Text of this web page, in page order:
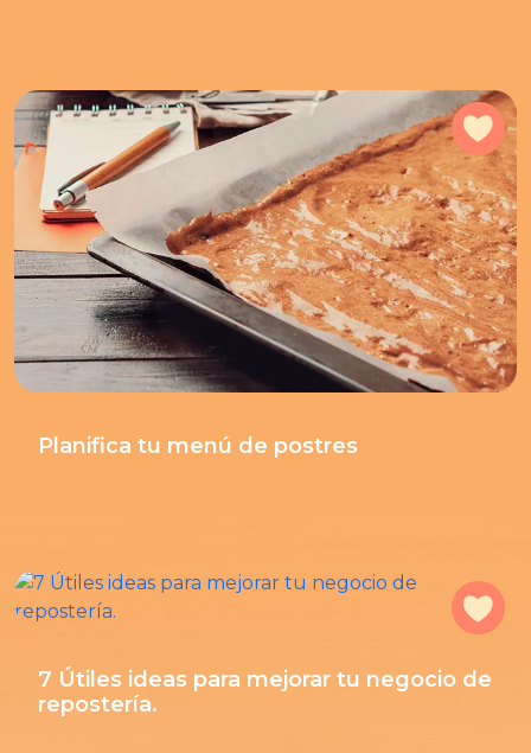
Planifica tu menú de postres
7 Útiles ideas para mejorar tu negocio de
repostería.